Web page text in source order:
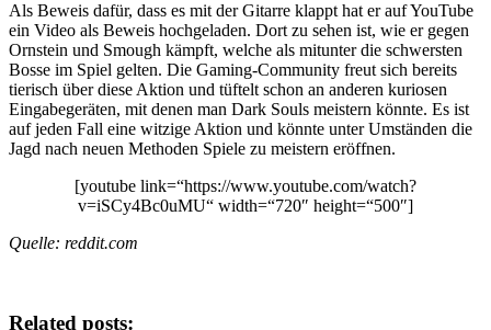
Als Beweis dafür, dass es mit der Gitarre klappt hat er auf YouTube
ein Video als Beweis hochgeladen. Dort zu sehen ist, wie er gegen
Ornstein und Smough kämpft, welche als mitunter die schwersten
Bosse im Spiel gelten. Die Gaming-Community freut sich bereits
tierisch über diese Aktion und tüftelt schon an anderen kuriosen
Eingabegeräten, mit denen man Dark Souls meistern könnte. Es ist
auf jeden Fall eine witzige Aktion und könnte unter Umständen die
Jagd nach neuen Methoden Spiele zu meistern eröffnen.
[youtube link=“https://www.youtube.com/watch?
v=iSCy4Bc0uMU“ width=“720″ height=“500″]
Quelle: reddit.com
Related posts: